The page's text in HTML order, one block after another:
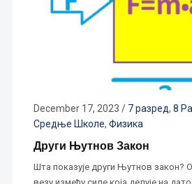
December 17, 2023 / 7 разред, 8
Средње Школе, Физика
Други Њутнов Закон
Шта показује други Њутнов закон?